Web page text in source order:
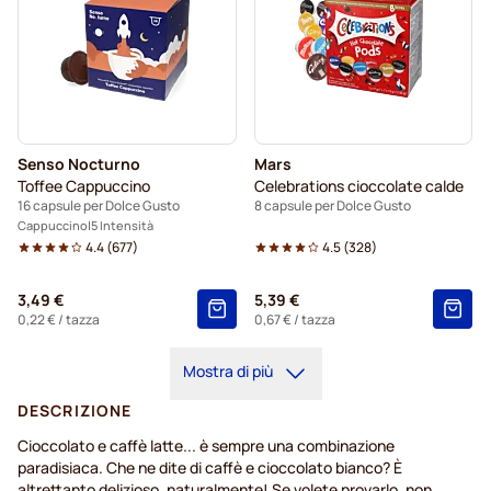
Senso Nocturno
Toffee Cappuccino
16 capsule per Dolce Gusto
Cappuccino 5 Intensità
4.4(677)
3,49 €
0,22 €/ tazza
Mars
Celebrations cioccolate calde
8 capsule per Dolce Gusto
4.5(328)
5,39 €
0,67 €/ tazza
Mostra di più
DESCRIZIONE
Cioccolato e caffè latte... è sempre una combinazione
paradisiaca. Che ne dite di caffè e cioccolato bianco? È